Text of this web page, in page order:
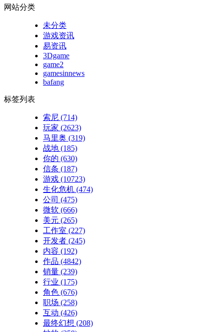
网站分类
未分类
游戏资讯
易资讯
3Dgame
game2
gamesinnews
bafang
标签列表
索尼 (714)
玩家 (2623)
马里奥 (319)
战地 (185)
你的 (630)
信条 (187)
游戏 (10723)
生化危机 (474)
公司 (475)
微软 (666)
美元 (265)
工作室 (227)
开发者 (245)
内容 (192)
作品 (4842)
销量 (239)
行业 (175)
角色 (676)
职场 (258)
互动 (426)
最终幻想 (208)